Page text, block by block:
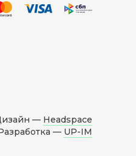
— Headspace
— UP-IM